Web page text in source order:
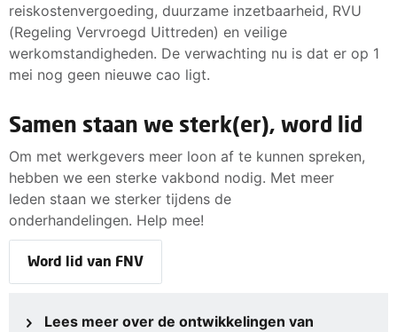
reiskostenvergoeding, duurzame inzetbaarheid, RVU
(Regeling Vervroegd Uittreden) en veilige
werkomstandigheden. De verwachting nu is dat er op 1
mei nog geen nieuwe cao ligt.
Samen staan we sterk(er), word lid
Om met werkgevers meer loon af te kunnen spreken,
hebben we een sterke vakbond nodig. Met meer
leden staan we sterker tijdens de
onderhandelingen. Help mee!
Word lid van FNV
Lees meer over de ontwikkelingen van